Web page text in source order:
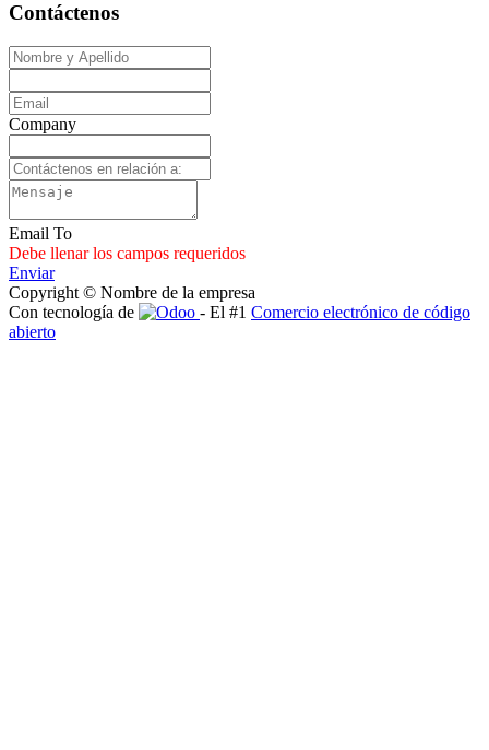
Contáctenos
Company
Email To
Debe llenar los campos requeridos
Enviar
Copyright © Nombre de la empresa
Con tecnología de
- El #1 Comercio electrónico de código
abierto